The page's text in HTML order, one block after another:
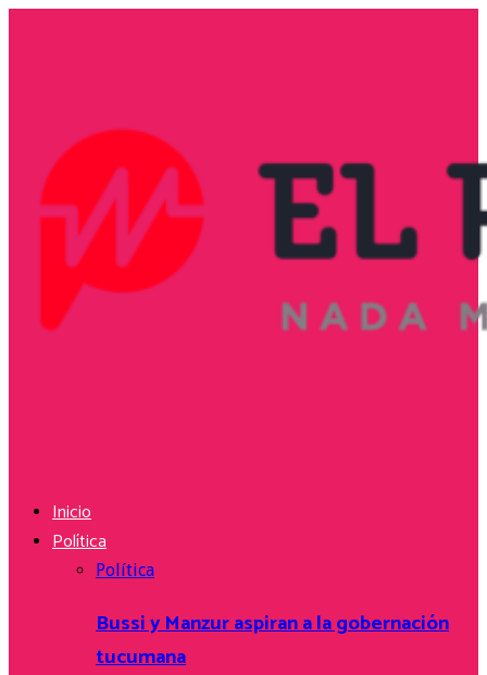
Inicio
Política
Política
Bussi y Manzur aspiran a la gobernación
tucumana